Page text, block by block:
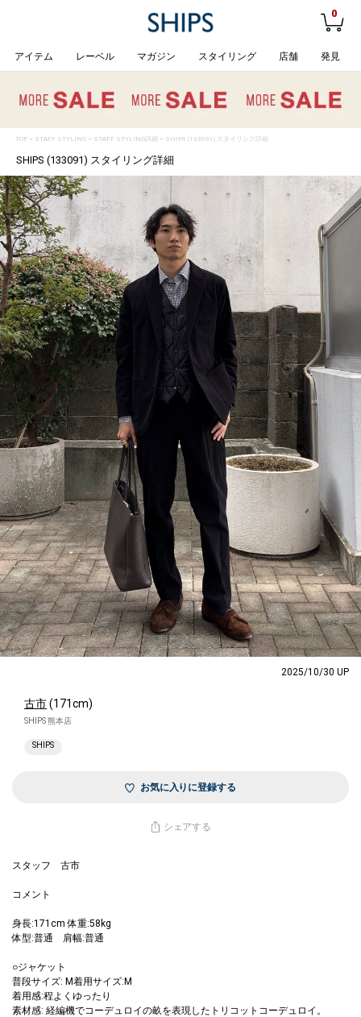
0
アイテム レーベル マガジン スタイリング 店舗 発見
TOP> STAFF STYLING> STAFF STYLING詳細 > SHIPS (133091) スタイリング詳細
SHIPS (133091) スタイリング詳細
2025/10/30 UP
古市(171cm)
SHIPS 熊本店
SHIPS
お気に入りに登録する
シェアする
スタッフ 古市
コメント
身長:171cm 体重:58kg
体型:普通 肩幅:普通
○ジャケット
普段サイズ: M着用サイズ:M
着用感:程よくゆったり
素材感: 経編機でコーデュロイの畝を表現したトリコットコーデュロイ。